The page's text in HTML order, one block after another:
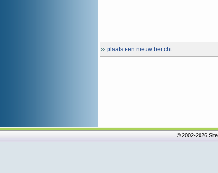
plaats een nieuw bericht
© 2002-2026